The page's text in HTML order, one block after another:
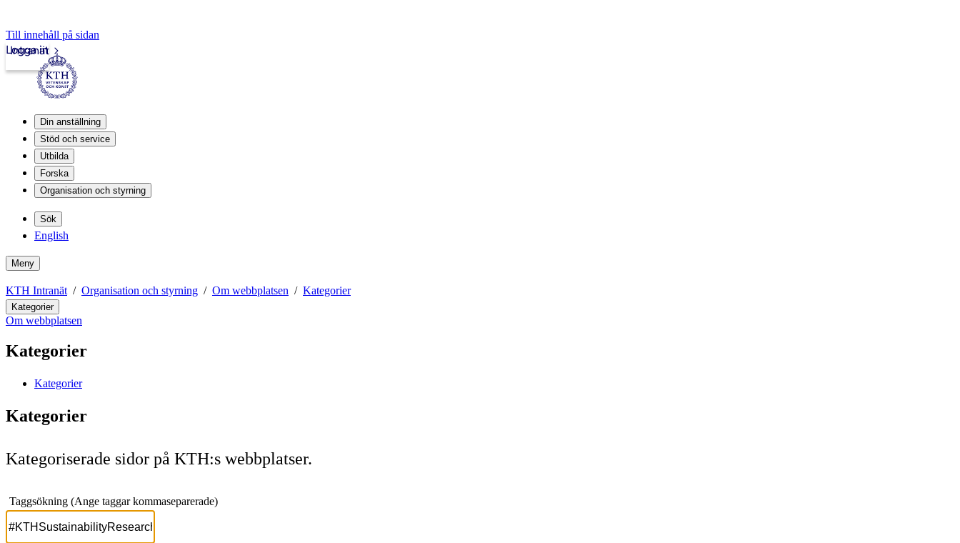
Till innehåll på sidan
Intranät
Logga in
Din anställning
Stöd och service
Utbilda
Forska
Organisation och styrning
Sök
English
Meny
KTH Intranät Organisation och styrning Om webbplatsen Kategorier
Kategorier
Om webbplatsen
Kategorier
Kategorier
Kategorier
Kategoriserade sidor på KTH:s webbplatser.
Taggsökning (Ange taggar kommaseparerade)